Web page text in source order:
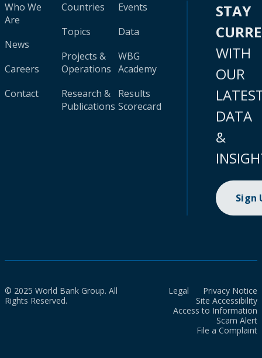
Who We
Are
News
Careers
Contact
Countries
Topics
Projects &
Operations
Research &
Publications
Events
Data
WBG
Academy
Results
Scorecard
STAY
WITH
OUR
DATA
&
Sign
© 2025 World Bank Group. All
Rights Reserved.
Legal
Privacy Notice
Site Accessibility
Access to Information
Scam Alert
File a Complaint